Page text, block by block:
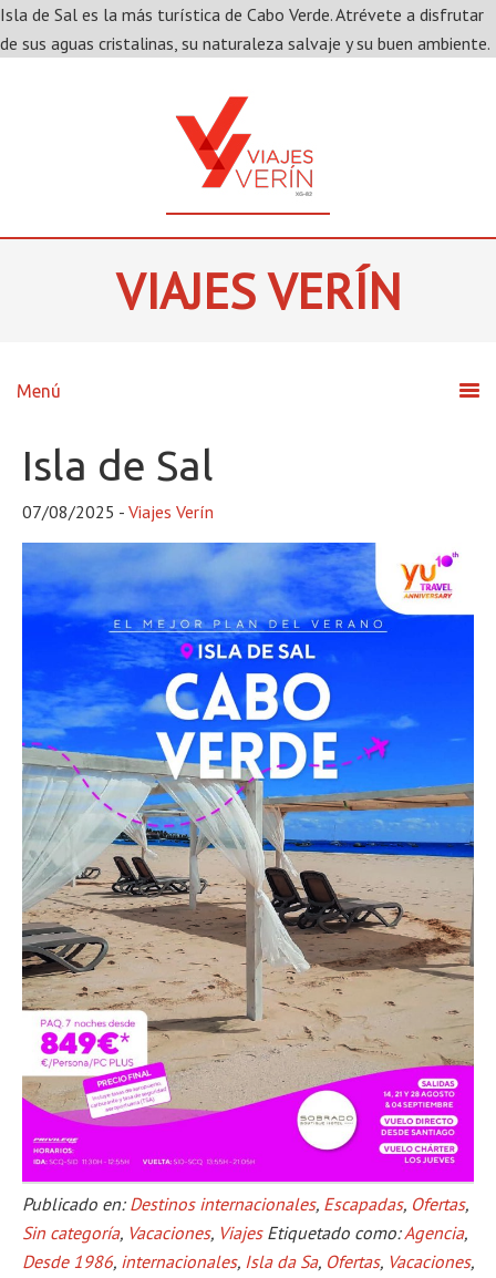
Isla de Sal es la más turística de Cabo Verde. Atrévete a disfrutar
de sus aguas cristalinas, su naturaleza salvaje y su buen ambiente.
VIAJES VERÍN
Isla de Sal
07/08/2025 - Viajes Verín
Publicado en: Destinos internacionales, Escapadas, Ofertas,
Sin categoría, Vacaciones, Viajes Etiquetado como:Agencia,
Desde 1986, internacionales, Isla da Sa, Ofertas, Vacaciones,